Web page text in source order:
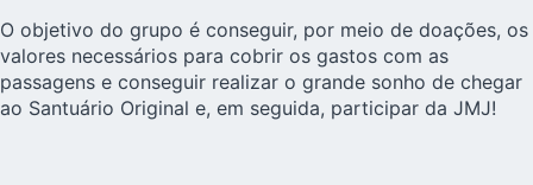
O objetivo do grupo é conseguir, por meio de doações, os
valores necessários para cobrir os gastos com as
passagens e conseguir realizar o grande sonho de chegar
ao Santuário Original e, em seguida, participar da JMJ!